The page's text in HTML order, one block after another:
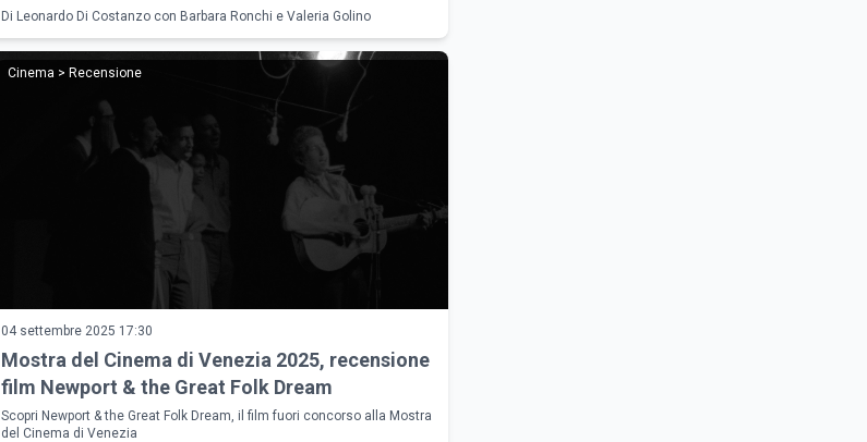
Di Leonardo Di Costanzo con Barbara Ronchi e Valeria Golino
Cinema > Recensione
04 settembre 2025 17:30
Mostra del Cinema di Venezia 2025, recensione
film Newport & the Great Folk Dream
Scopri Newport & the Great Folk Dream, il film fuori concorso alla Mostra
del Cinema di Venezia